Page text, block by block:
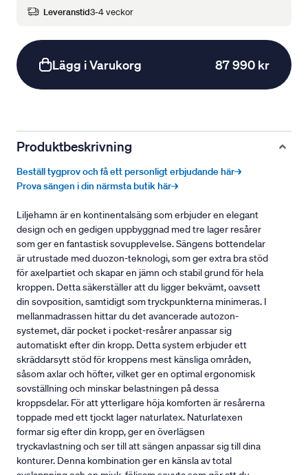
Leveranstid3-4 veckor
Lägg i Varukorg 87 990 kr
Produktbeskrivning
Beställ tygprov och få ett personligt erbjudande här→
Prova sängen i din närmsta butik här→
Liljehamn är en kontinentalsäng som erbjuder en elegant
design och en gedigen uppbyggnad med tre lager resårer
som ger en fantastisk sovupplevelse. Sängens bottendelar
är utrustade med duozon-teknologi, som ger extra bra stöd
för axelpartiet och skapar en jämn och stabil grund för hela
kroppen. Detta säkerställer att du ligger bekvämt, oavsett
din sovposition, samtidigt som tryckpunkterna minimeras. I
mellanmadrassen hittar du det avancerade autozon-
systemet, där pocket i pocket-resårer anpassar sig
automatiskt efter din kropp. Detta system erbjuder ett
skräddarsytt stöd för kroppens mest känsliga områden,
såsom axlar och höfter, vilket ger en optimal ergonomisk
sovställning och minskar belastningen på dessa
kroppsdelar. För att ytterligare höja komforten är resårerna
toppade med ett tjockt lager naturlatex. Naturlatexen
formar sig efter din kropp, ger en överlägsen
tryckavlastning och ser till att sängen anpassar sig till dina
konturer. Denna kombination ger en känsla av total